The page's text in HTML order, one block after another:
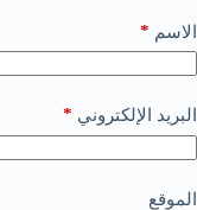
الاسم *
البريد الإلكتروني *
الموقع